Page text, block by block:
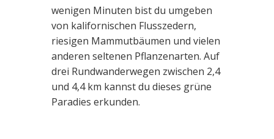
wenigen Minuten bist du umgeben
von kalifornischen Flusszedern,
riesigen Mammutbäumen und vielen
anderen seltenen Pflanzenarten. Auf
drei Rundwanderwegen zwischen 2,4
und 4,4 km kannst du dieses grüne
Paradies erkunden.